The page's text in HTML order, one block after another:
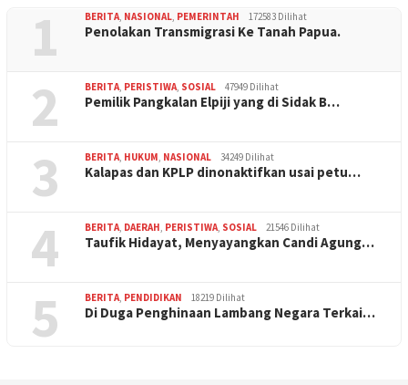
1 BERITA NASIONAL PEMERINTAH 172583 Dilihat
Penolakan Transmigrasi Ke Tanah Papua.
2 BERITA PERISTIWA SOSIAL 47949 Dilihat
Pemilik Pangkalan Elpiji yang di Sidak B…
3 BERITA HUKUM NASIONAL 34249 Dilihat
Kalapas dan KPLP dinonaktifkan usai petu…
4 BERITA DAERAH PERISTIWA SOSIAL 21546 Dilihat
Taufik Hidayat, Menyayangkan Candi Agung…
5 BERITA PENDIDIKAN 18219 Dilihat
Di Duga Penghinaan Lambang Negara Terkai…